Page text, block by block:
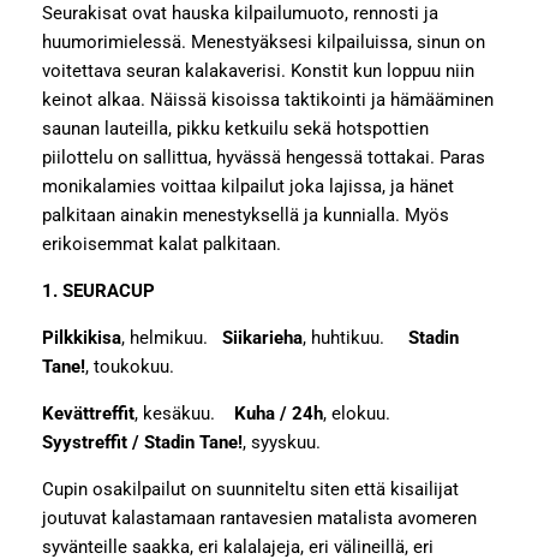
Seurakisat ovat hauska kilpailumuoto, rennosti ja
huumorimielessä. Menestyäksesi kilpailuissa, sinun on
voitettava seuran kalakaverisi. Konstit kun loppuu niin
keinot alkaa. Näissä kisoissa taktikointi ja hämääminen
saunan lauteilla, pikku ketkuilu sekä hotspottien
piilottelu on sallittua, hyvässä hengessä tottakai. Paras
monikalamies voittaa kilpailut joka lajissa, ja hänet
palkitaan ainakin menestyksellä ja kunnialla. Myös
erikoisemmat kalat palkitaan.
1. SEURACUP
Pilkkikisa, helmikuu. Siikarieha, huhtikuu. Stadin
Tane!, toukokuu.
Kevättreffit, kesäkuu. Kuha / 24h, elokuu.
Syystreffit / Stadin Tane!, syyskuu.
Cupin osakilpailut on suunniteltu siten että kisailijat
joutuvat kalastamaan rantavesien matalista avomeren
syvänteille saakka, eri kalalajeja, eri välineillä, eri